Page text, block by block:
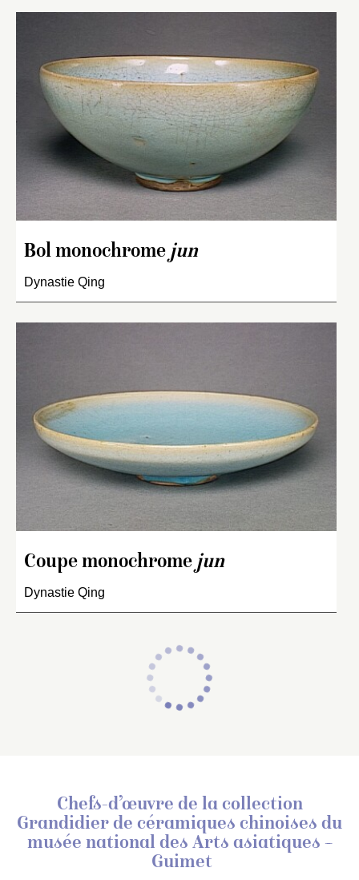
Bol monochrome jun
Dynastie Qing
Coupe monochrome jun
Dynastie Qing
Chefs-d’œuvre de la collection
Grandidier de céramiques chinoises du
musée national des Arts asiatiques –
Guimet